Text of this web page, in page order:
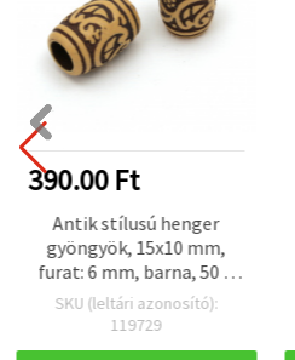
390.00 Ft
Antik stílusú henger
gyöngyök, 15x10 mm,
furat: 6 mm, barna, 50 g
(~68 db)
SKU (leltári azonosító):
119729